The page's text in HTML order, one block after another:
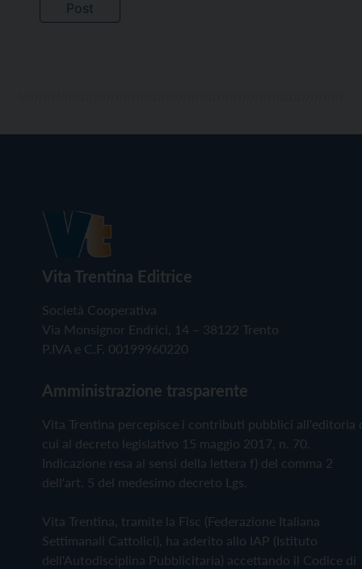
Vita Trentina Editrice
Società Cooperativa
Via Monsignor Endrici, 14 – 38122 Trento
P.IVA e C.F. 00199960220
Amministrazione trasparente
Vita Trentina percepisce i contributi pubblici all'editoria
cui al decreto legislativo 15 maggio 2017, n. 70.
Indicazione resa ai sensi della lettera f) del comma 2
dell'art. 5 del medesimo decreto Lgs.
Vita Trentina, tramite la Fisc (Federazione Italiana
Settimanali Cattolici), ha aderito allo IAP (Istituto
dell'Autodisciplina Pubblicitaria) accettando il Codice di